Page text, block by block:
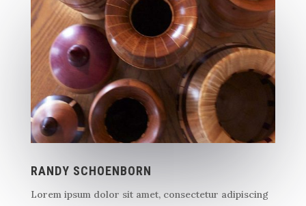
RANDY SCHOENBORN
Lorem ipsum dolor sit amet, consectetur adipiscing